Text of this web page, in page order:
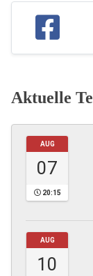
Aktuelle
AUG
07
20:15
AUG
10